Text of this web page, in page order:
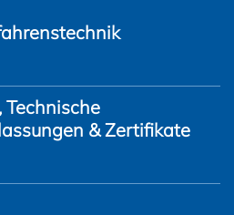
Technische
& Zertifikate